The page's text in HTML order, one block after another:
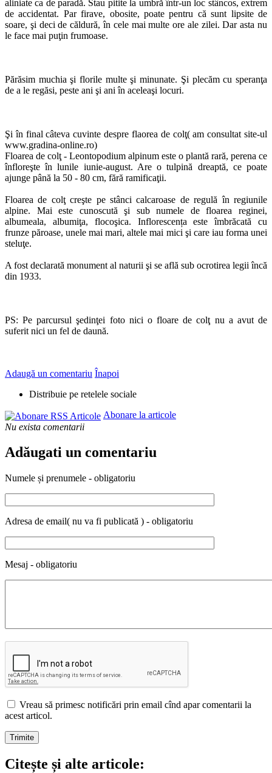
aliniate ca de paradă. Stau pitite la umbră într-un loc stâncos, extrem
de accidentat. Par firave, obosite, poate pentru că sunt lipsite de
soare, şi deci de căldură, în cele mai multe ore ale zilei. Dar asta nu
le face mai puţin frumoase.
Părăsim muchia şi florile multe şi minunate. Şi plecăm cu speranţa
de a le regăsi, peste ani şi ani în aceleaşi locuri.
Şi în final câteva cuvinte despre flaorea de colţ( am consultat site-ul
www.gradina-online.ro)
Floarea de colţ - Leontopodium alpinum este o plantă rară, perena ce
înfloreşte în lunile iunie-august. Are o tulpină dreaptă, ce poate
ajunge până la 50 - 80 cm, fără ramificaţii.
Floarea de colţ creşte pe stânci calcaroase de regulă în regiunile
alpine. Mai este cunoscută şi sub numele de floarea reginei,
albumeala, albumiţa, flocoşica. Inflorescența este îmbrăcată cu
frunze păroase, unele mai mari, altele mai mici şi care iau forma unei
steluţe.
A fost declarată monument al naturii şi se află sub ocrotirea legii încă
din 1933.
PS: Pe parcursul şedinţei foto nici o floare de colţ nu a avut de
suferit nici un fel de daună.
Adaugă un comentariu Înapoi
Distribuie pe retelele sociale
Abonare la articole
Nu exista comentarii
Adăugati un comentariu
Numele și prenumele - obligatoriu
Adresa de email( nu va fi publicată ) - obligatoriu
Mesaj - obligatoriu
Vreau să primesc notificări prin email cînd apar comentarii la
acest articol.
Citește și alte articole: